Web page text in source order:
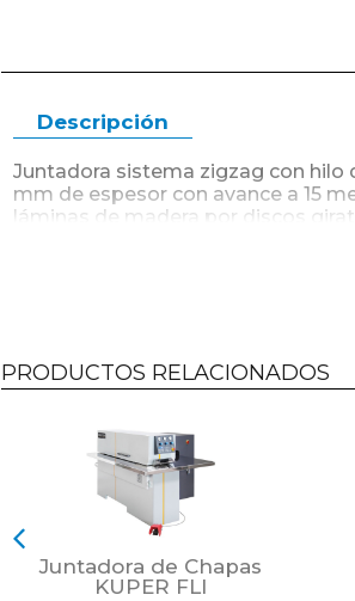
Descripción
Juntadora sistema zigzag con hilo
mm de espesor con avance a 15
láminas de madera por discos
PRODUCTOS RELACIONADOS
Juntadora de Chapas
KUPER FLI